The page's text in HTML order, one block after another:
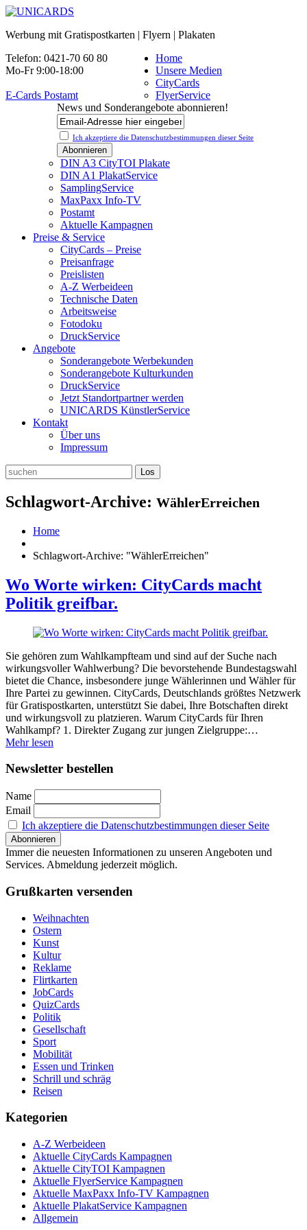
Werbung mit Gratispostkarten | Flyern | Plakaten
Telefon: 0421-70 60 80
Mo-Fr 9:00-18:00
E-Cards Postamt
News und Sonderangebote abonnieren!
Ich akzeptiere die Datenschutz­bestimmungen dieser Seite
Home
Unsere Medien
CityCards
FlyerService
DIN A3 CityTOI Plakate
DIN A1 PlakatService
SamplingService
MaxPaxx Info-TV
Postamt
Aktuelle Kampagnen
Preise & Service
CityCards – Preise
Preisanfrage
Preislisten
A-Z Werbeideen
Technische Daten
Arbeitsweise
Fotodoku
DruckService
Angebote
Sonderangebote Werbekunden
Sonderangebote Kulturkunden
DruckService
Jetzt Standortpartner werden
UNICARDS KünstlerService
Kontakt
Über uns
Impressum
Schlagwort-Archive: WählerErreichen
Home
Schlagwort-Archive: "WählerErreichen"
Wo Worte wirken: CityCards macht
Politik greifbar.
Sie gehören zum Wahlkampfteam und sind auf der Suche nach
wirkungsvoller Wahlwerbung? Die bevorstehende Bundestagswahl
bietet die Chance, insbesondere junge Wählerinnen und Wähler für
Ihre Partei zu gewinnen. CityCards, Deutschlands größtes Netzwerk
für Gratispostkarten, unterstützt Sie dabei, Ihre Botschaften direkt
und wirkungsvoll zu platzieren. Warum CityCards für Ihren
Wahlkampf? 1. Direkter Zugang zur jungen Zielgruppe:…
Mehr lesen
Newsletter bestellen
Name
Email
Ich akzeptiere die Datenschutzbestimmungen dieser Seite
Immer die neuesten Informationen zu unseren Angeboten und
Services. Abmeldung jederzeit möglich.
Grußkarten versenden
Weihnachten
Ostern
Kunst
Kultur
Reklame
Flirtkarten
JobCards
QuizCards
Politik
Gesellschaft
Sport
Mobilität
Essen und Trinken
Schrill und schräg
Reisen
Kategorien
A-Z Werbeideen
Aktuelle CityCards Kampagnen
Aktuelle CityTOI Kampagnen
Aktuelle FlyerService Kampagnen
Aktuelle MaxPaxx Info-TV Kampagnen
Aktuelle PlakatService Kampagnen
Allgemein